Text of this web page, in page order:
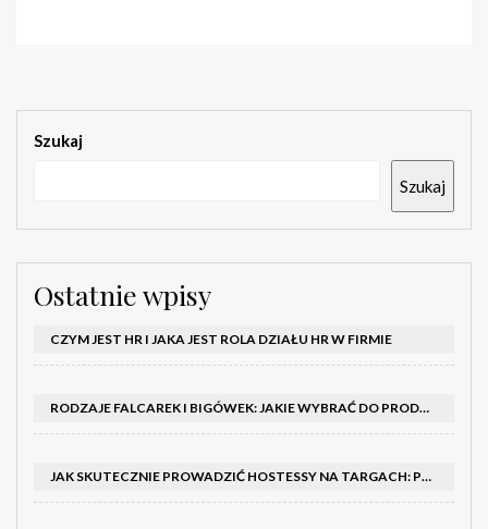
Szukaj
Szukaj
Ostatnie wpisy
CZYM JEST HR I JAKA JEST ROLA DZIAŁU HR W FIRMIE
RODZAJE FALCAREK I BIGÓWEK: JAKIE WYBRAĆ DO PRODUKCJI?
JAK SKUTECZNIE PROWADZIĆ HOSTESSY NA TARGACH: PORADNIK I SZKOLENIA